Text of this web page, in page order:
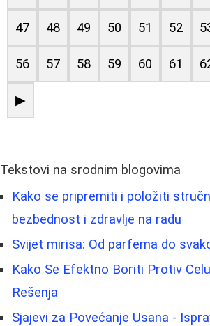
47 48 49 50 51 52
56 57 58 59 60 61
▶
Tekstovi na srodnim blogovima
Kako se pripremiti i položiti
bezbednost i zdravlje na radu
Svijet mirisa: Od parfema do
Kako Se Efektno Boriti Protiv
Rešenja
Sjajevi za Povećanje Usana -